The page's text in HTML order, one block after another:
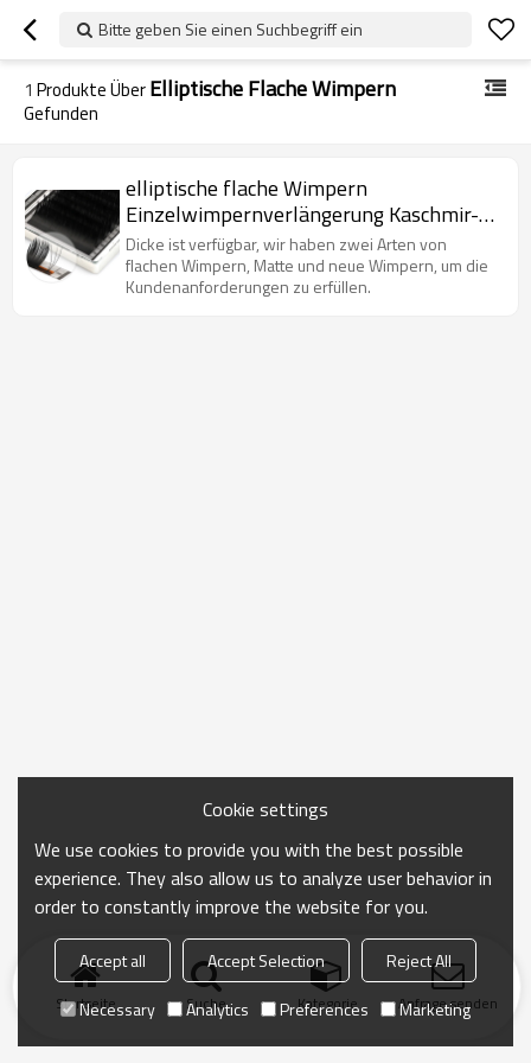
Bitte geben Sie einen Suchbegriff ein
1 Produkte ÜberElliptische Flache Wimpern
Gefunden
elliptische flache Wimpern
Einzelwimpernverlängerung Kaschmir-
Volumenwimpern
Dicke ist verfügbar, wir haben zwei Arten von
flachen Wimpern, Matte und neue Wimpern, um die
Kundenanforderungen zu erfüllen.
Startseite Suche Kategorie Anfrage senden
Cookie settings
We use cookies to provide you with the best possible
experience. They also allow us to analyze user behavior in
order to constantly improve the website for you.
Accept all Accept Selection
Reject All
Necessary
Analytics Preferences Marketing